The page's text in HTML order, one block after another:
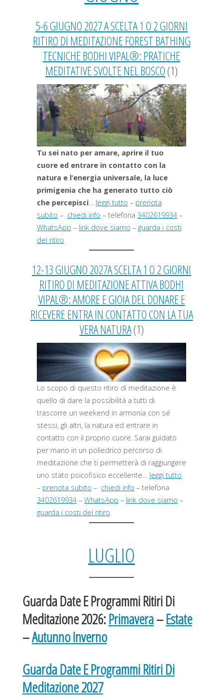
5-6 GIUGNO 2027 A SCELTA 1 O 2 GIORNI
RITIRO DI MEDITAZIONE FOREST BATHING
TECNICHE BODHI VIPAL®: PRATICHE
MEDITATIVE SVOLTE NEL BOSCO(1)
Tu sei nato per amare, aprire il tuo
cuore ed entrare in contatto con la
natura e l’energia universale, la luce
primigenia che ha generato tutto ciò
che percepisci
leggi tutto – prenota
subito – chiedi info – telefona 3402619934 –
WhatsApp – link dove siamo – guarda i costi
del ritiro
12-13 GIUGNO 2027A SCELTA 1 O 2 GIORNI
RITIRO DI MEDITAZIONE ATTIVA BODHI
VIPAL®: AMORE E GIOIA DEL DONARE E
RICEVERE ENTRA IN CONTATTO CON LA TUA
VERA NATURA(1)
Lo scopo di questo ritiro di meditazione è
quello di dare la possibilità a tutti di
trascorre un weekend in armonia con sé
stessi, gli altri, la natura ed entrare in
contatto con il proprio cuore. Sarai guidato
per mano in un poliedrico percorso di
meditazione che ti permetterà di raggiungere
uno stato psicofisico eccellente… leggi tutto
– prenota subito – chiedi info – telefona
3402619934 – WhatsApp – link dove siamo –
guarda i costi del ritiro
LUGLIO
Guarda Date E Programmi Ritiri Di
Meditazione 2026:Primavera–Estate
–Autunno Inverno
Guarda Date E Programmi Ritiri Di
Meditazione 2027